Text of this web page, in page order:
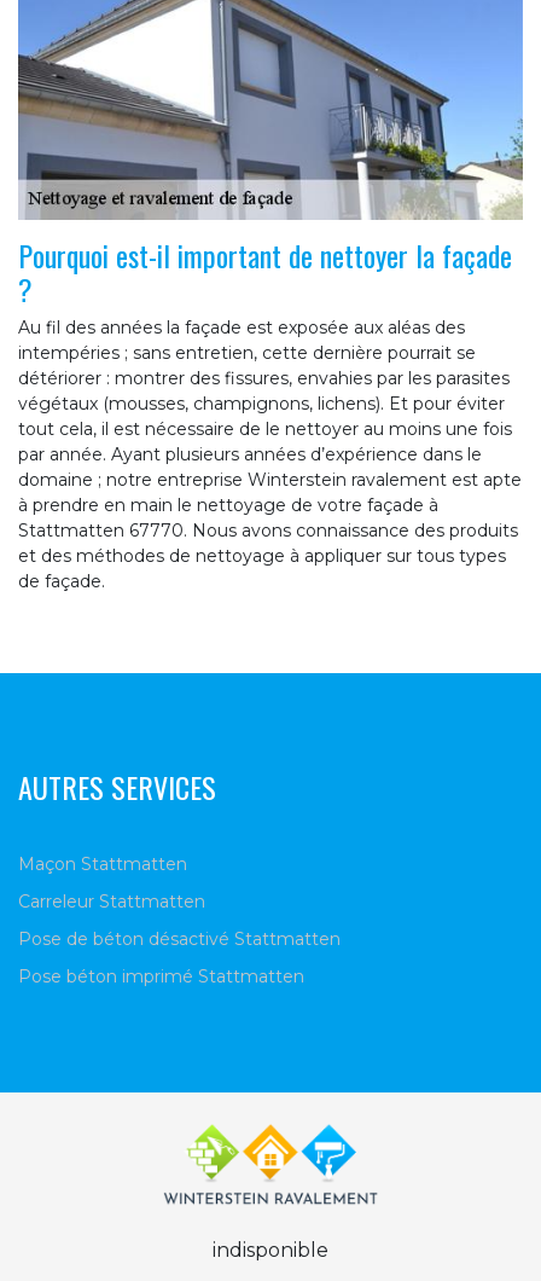
Pourquoi est-il important de nettoyer la façade
?
Au fil des années la façade est exposée aux aléas des
intempéries ; sans entretien, cette dernière pourrait se
détériorer : montrer des fissures, envahies par les parasites
végétaux (mousses, champignons, lichens). Et pour éviter
tout cela, il est nécessaire de le nettoyer au moins une fois
par année. Ayant plusieurs années d’expérience dans le
domaine ; notre entreprise Winterstein ravalement est apte
à prendre en main le nettoyage de votre façade à
Stattmatten 67770. Nous avons connaissance des produits
et des méthodes de nettoyage à appliquer sur tous types
de façade.
AUTRES SERVICES
Maçon Stattmatten
Carreleur Stattmatten
Pose de béton désactivé Stattmatten
Pose béton imprimé Stattmatten
indisponible